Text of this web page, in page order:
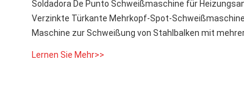
Soldadora De Punto Schweißmaschine für
Verzinkte Türkante Mehrkopf-Spot-
Maschine zur Schweißung von Stahlbalken mit
Lernen Sie Mehr>>